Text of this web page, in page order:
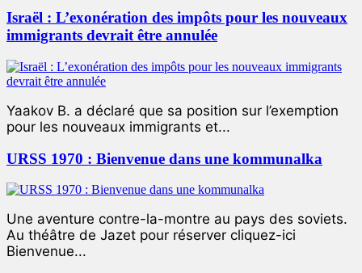
Israël : L’exonération des impôts pour les nouveaux
immigrants devrait être annulée
Yaakov B. a déclaré que sa position sur l’exemption
pour les nouveaux immigrants et...
URSS 1970 : Bienvenue dans une kommunalka
Une aventure contre-la-montre au pays des soviets.
Au théâtre de Jazet pour réserver cliquez-ici
Bienvenue...